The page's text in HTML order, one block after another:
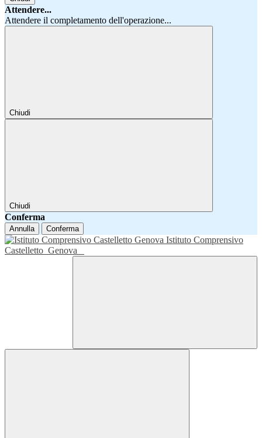
Attendere...
Attendere il completamento dell'operazione...
Chiudi
Chiudi
Conferma
Annulla Conferma
Istituto Comprensivo
Castelletto Genova